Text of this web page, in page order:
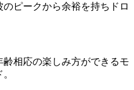
ピークから余裕を持ちドロ
相応の楽しみ方ができるモ